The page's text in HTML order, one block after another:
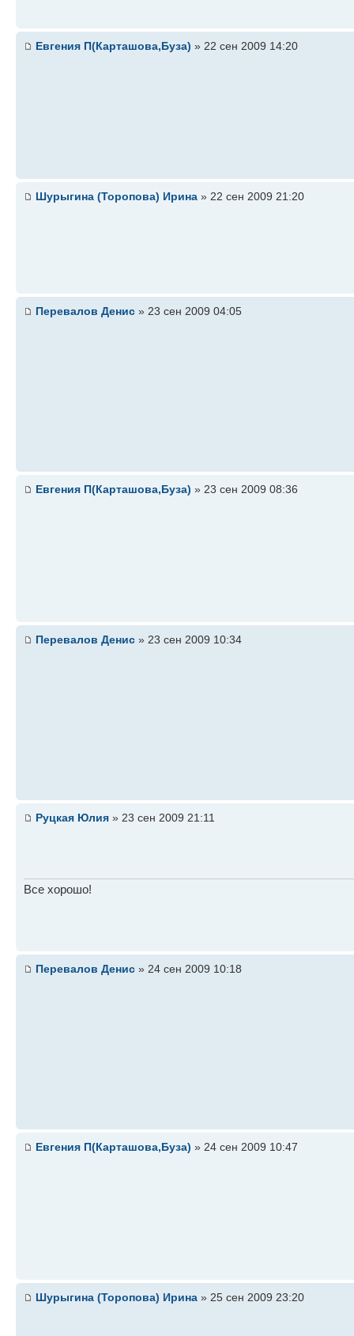
Евгения П(Карташова,Буза) » 22 сен 2009 14:20
Шурыгина (Торопова) Ирина » 22 сен 2009 21:20
Перевалов Денис » 23 сен 2009 04:05
Евгения П(Карташова,Буза) » 23 сен 2009 08:36
Перевалов Денис » 23 сен 2009 10:34
Руцкая Юлия » 23 сен 2009 21:11
Все хорошо!
Перевалов Денис » 24 сен 2009 10:18
Евгения П(Карташова,Буза) » 24 сен 2009 10:47
Шурыгина (Торопова) Ирина » 25 сен 2009 23:20